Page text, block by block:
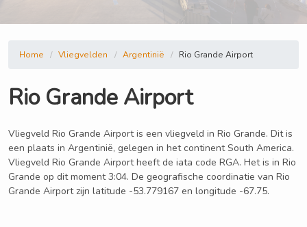
Home Vliegvelden Argentinië Rio Grande Airport
Rio Grande Airport
Vliegveld Rio Grande Airport is een vliegveld in Rio Grande. Dit is
een plaats in Argentinië, gelegen in het continent South America.
Vliegveld Rio Grande Airport heeft de iata code RGA. Het is in Rio
Grande op dit moment 3:04. De geografische coordinatie van Rio
Grande Airport zijn latitude -53.779167 en longitude -67.75.